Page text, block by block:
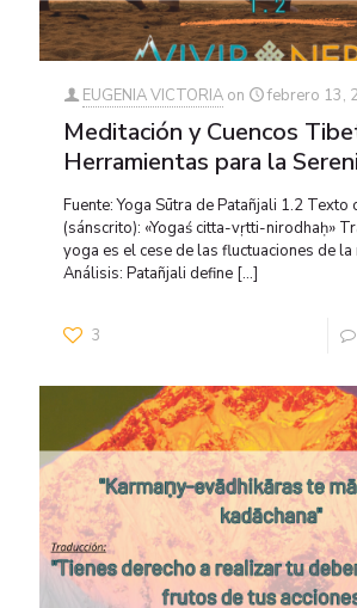
EUGENIA VICTORIA on febrero 13,
Meditación y Cuencos
Herramientas para la
Fuente: Yoga Sūtra de Patañjali 1.2 Texto
(sánscrito): «Yogaś citta-vṛtti-nirodhaḥ»
yoga es el cese de las fluctuaciones de la
Análisis: Patañjali define […]
3